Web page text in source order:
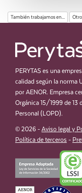
También trabajamos en...
PERYTAS es una
calidad según la norma
por AENOR. Empresa
Orgánica 15/1999 de 13
Personal (LOPD).
© 2026 - Aviso legal y
Política de terceros -